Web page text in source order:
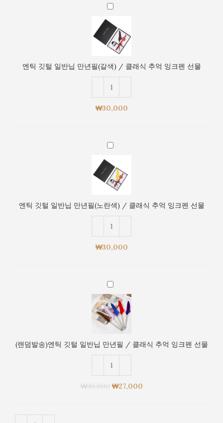
/
클
래
식
추
억
잉
크
펜
선
엔
깃
털
일
닙
필
(갈
클
래
식
추
억
잉
크
펜
선
물
엔틱 깃털 일반닙 만년필(갈색) / 클래식 추억 잉크펜 선물
₩30,000
엔
깃
털
일
닙
필
(노
/
클
래
식
억
잉
크
펜
선
엔틱 깃털 일반닙 만년필(노란색) / 클래식 추억 잉크펜 선물
₩30,000
(랜
덤
발
송)
엔
깃
반
(랜덤발송)엔틱 깃털 일반닙 만년필 / 클래식 추억 잉크펜 선물
₩30,000 ₩27,000